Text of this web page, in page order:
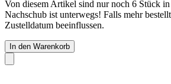
Von diesem Artikel sind nur noch 6 Stück in
Nachschub ist unterwegs! Falls mehr
Zustelldatum beeinflussen.
In den Warenkorb